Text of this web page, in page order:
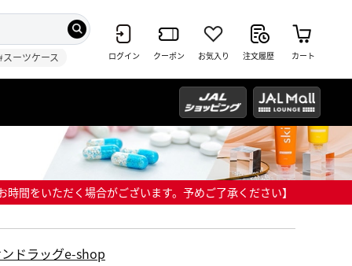
スーツケース ログイン クーポン お気入り 注文履歴 カート
間をいただく場合がございます。予めご了承ください】
ドラッグe-shop